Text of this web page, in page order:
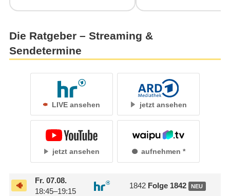
Die Ratgeber – Streaming &
Sendetermine
LIVE ansehen jetzt ansehen
jetzt ansehen aufnehmen
Fr.07.08.
18:45–19:15
1842 Folge 1842 NEU